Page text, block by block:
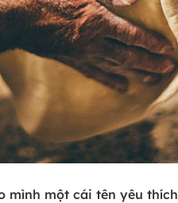
mình một cái tên yêu thích